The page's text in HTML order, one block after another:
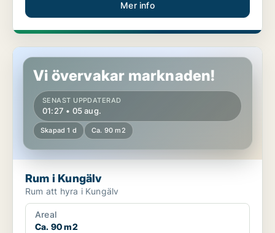
Mer info
Rum i Kungälv
Vi övervakar marknaden!
SENAST UPPDATERAD
01:27 • 05 aug.
Skapad 1 d Ca. 90 m2
Rum i Kungälv
Rum att hyra i Kungälv
Areal
Ca. 90 m2